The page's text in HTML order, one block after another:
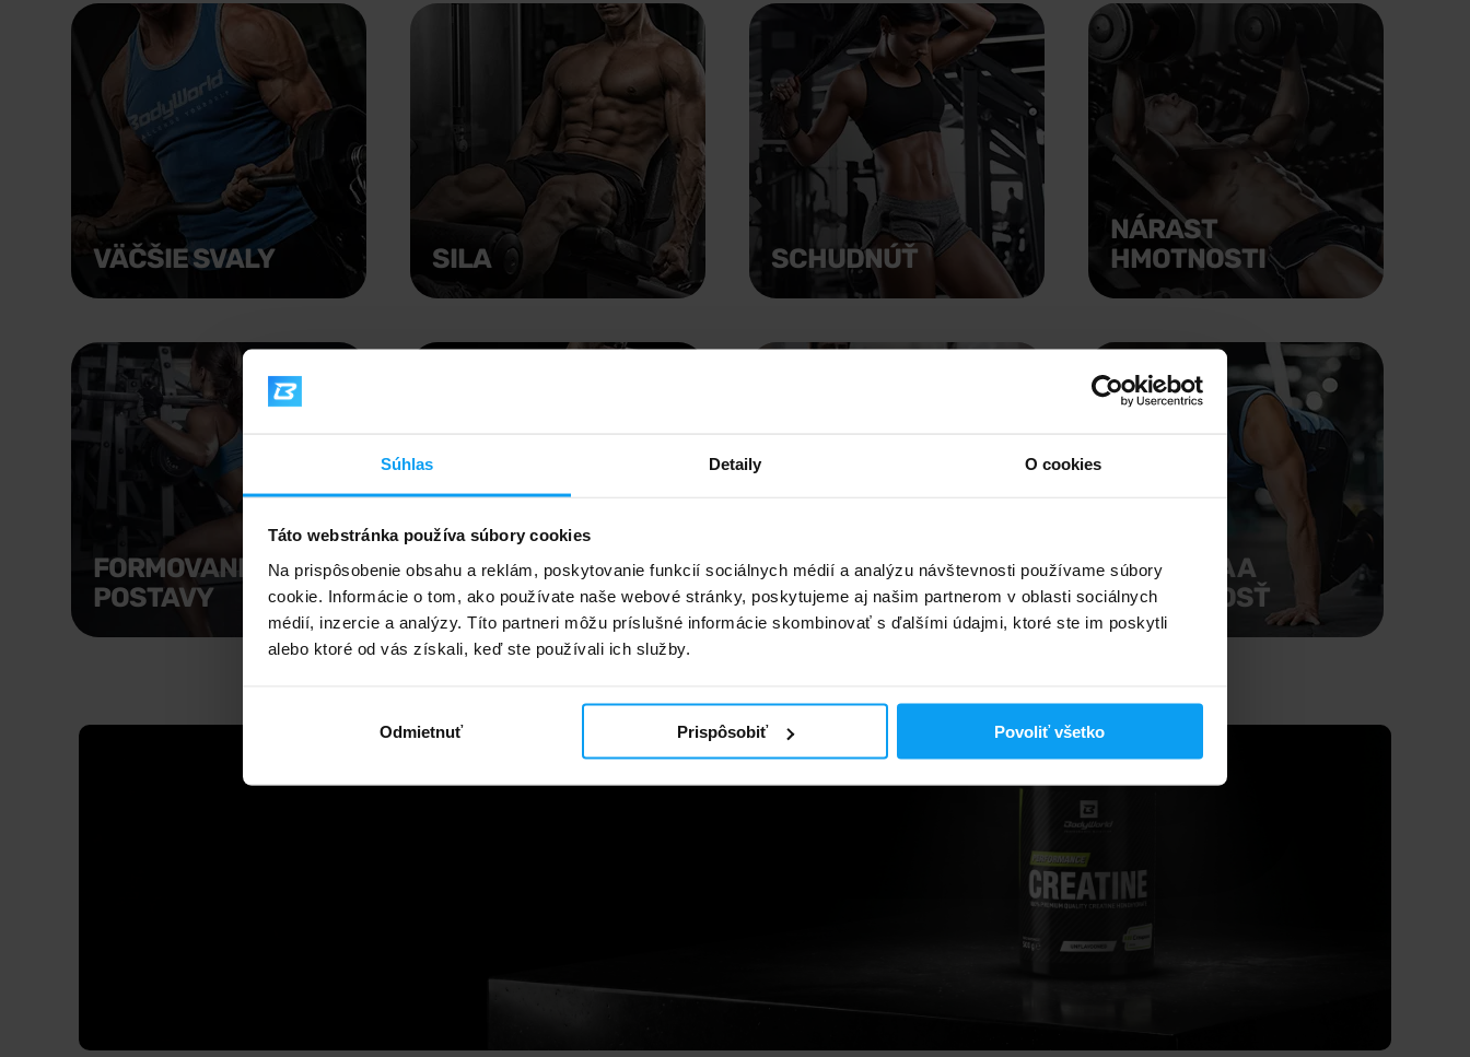
Súhlas Detaily O cookies
Táto webstránka používa súbory cookies
Na prispôsobenie obsahu a reklám, poskytovanie funkcií sociálnych médií a analýzu návštevnosti používame súbory
cookie. Informácie o tom, ako používate naše webové stránky, poskytujeme aj našim partnerom v oblasti sociálnych
médií, inzercie a analýzy. Títo partneri môžu príslušné informácie skombinovať s ďalšími údajmi, ktoré ste im poskytli
alebo ktoré od vás získali, keď ste používali ich služby.
Odmietnuť Prispôsobiť Povoliť všetko
VÄČŠIE SVALY SILA SCHUDNÚŤ
NÁRAST
HMOTNOSTI
FORMOVANIE
POSTAVY
VYRYSOVANIE
SVALOV
ZDRAVIE A VITALITA
KONDÍCIA A
FUNKČNOSŤ